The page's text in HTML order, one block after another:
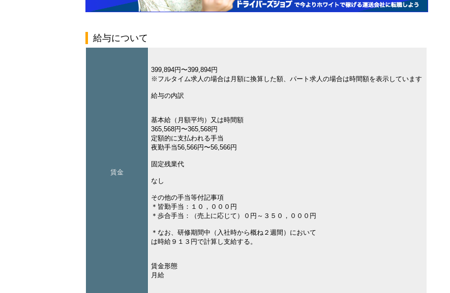
給与について
賃金
399,894円〜399,894円
※フルタイム求人の場合は月額に換算した額、パート求人の場合は時間額を表示しています
給与の内訳
基本給（月額平均）又は時間額
365,568円〜365,568円
定額的に支払われる手当
夜勤手当56,566円〜56,566円
固定残業代
なし
その他の手当等付記事項
＊皆勤手当：１０，０００円
＊歩合手当：（売上に応じて）０円～３５０，０００円
＊なお、研修期間中（入社時から概ね２週間）において
は時給９１３円で計算し支給する。
賃金形態
月給